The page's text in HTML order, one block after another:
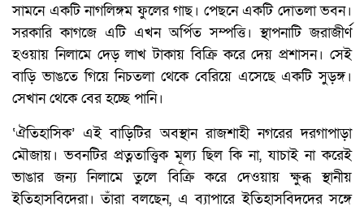
সামনে একটি নাগলিঙ্গম ফুলের গাছ। পেছনে একটি দোতলা ভবন।
সরকারি কাগজে এটি এখন অর্পিত সম্পত্তি। স্থাপনাটি জরাজীর্ণ
হওয়ায় নিলামে দেড় লাখ টাকায় বিক্রি করে দেয় প্রশাসন। সেই
বাড়ি ভাঙতে গিয়ে নিচতলা থেকে বেরিয়ে এসেছে একটি সুড়ঙ্গ।
সেখান থেকে বের হচ্ছে পানি।
‘ঐতিহাসিক’ এই বাড়িটির অবস্থান রাজশাহী নগরের দরগাপাড়া
মৌজায়। ভবনটির প্রত্নতাত্ত্বিক মূল্য ছিল কি না, যাচাই না করেই
ভাঙার জন্য নিলামে তুলে বিক্রি করে দেওয়ায় ক্ষুব্ধ স্থানীয়
ইতিহাসবিদেরা। তাঁরা বলছেন, এ ব্যাপারে ইতিহাসবিদদের সঙ্গে